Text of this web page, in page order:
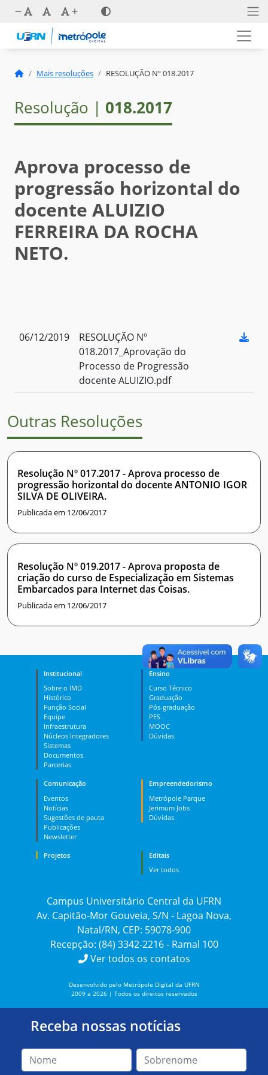
Mais resoluções RESOLUÇÃO Nº 018.2017
Resolução | 018.2017
Aprova processo de
progressão horizontal do
docente ALUIZIO
FERREIRA DA ROCHA
NETO.
06/12/2019
RESOLUÇÃO Nº
018.2017_Aprovação do
Processo de Progressão
docente ALUIZIO.pdf
Outras Resoluções
Resolução Nº 017.2017 - Aprova processo de
progressão horizontal do docente ANTONIO IGOR
SILVA DE OLIVEIRA.
Publicada em 12/06/2017
Resolução Nº 019.2017 - Aprova proposta de
criação do curso de Especialização em Sistemas
Embarcados para Internet das Coisas.
Publicada em 12/06/2017
Institucional
Sobre o IMD
Histórico
Função Social
Equipe
Infraestrutura
Núcleos Integradores
Sistemas
Documentos
Parcerias
Ensino
Curso Técnico
Graduação
Pós-graduação
PES
MOOC
Dúvidas
Comunicação
Eventos
Notícias
Sugestões de pauta
Publicações
Newsletter
Empreendedorismo
Metrópole Parque
Jerimum Jobs
Dúvidas
Projetos
Editais
Ver todos
Campus Universitário Central da UFRN
Av. Capitão-Mor Gouveia, S/N - Lagoa Nova,
Natal/RN, CEP: 59078-900
Recepção: (84) 3342-2216 - Ramal 100
Ver todos os contatos
Desenvolvido pelo Metrópole Digital da UFRN
2009 a 2026 | Todos os direitos reservados
Receba nossas notícias